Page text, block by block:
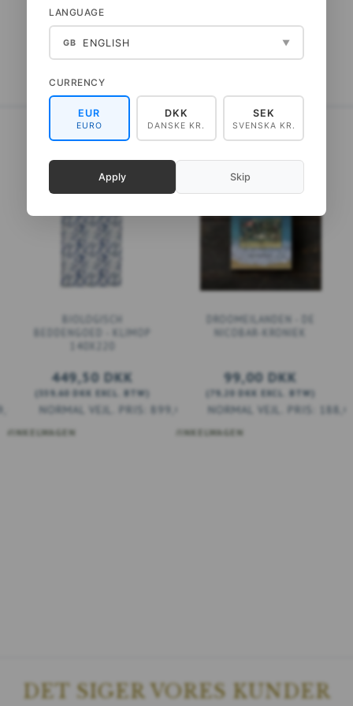
BEKIJK ALLE OPTIES
DKK
BEDDENGOED - KLIMOP
140X220
449,50 DKK
359,60 DKK EXCL. BTW
899,00 DKK
WINKELWAGEN
DROOMEILANDEN - DE
NICOBAR-KRONIEK
99,00 DKK
79,20 DKK EXCL. BTW
VOEG TOE AAN WINKELWAGEN
DET SIGER VORES KUNDER
LANGUAGE
GB ENGLISH ▼
CURRENCY
EUR
EURO
DKK
DANSKE KR.
SEK
SVENSKA KR.
Apply Skip